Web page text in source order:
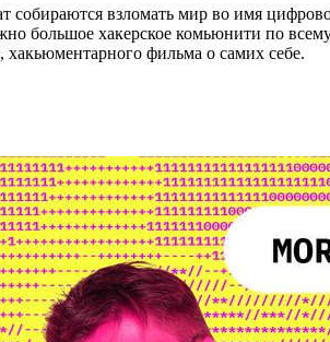
взломать мир во имя
большое хакерское комьюнити по
фильма о самих себе.